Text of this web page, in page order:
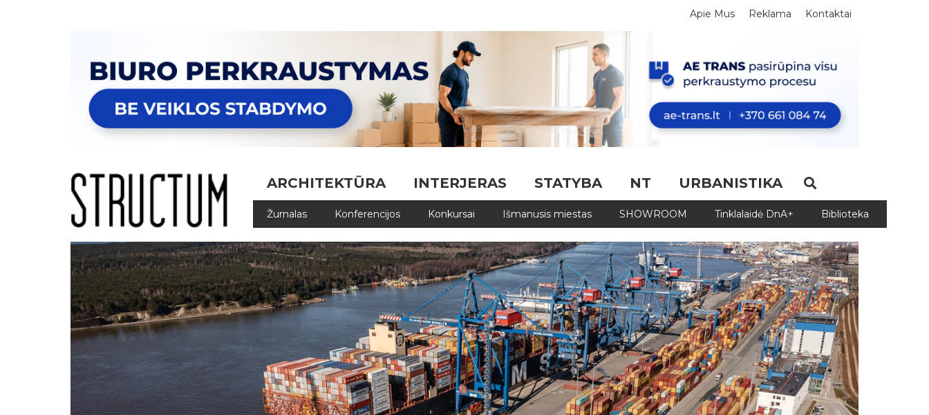
Apie Mus Reklama Kontaktai
ARCHITEKTŪRA INTERJERAS STATYBA NT URBANISTIKA
Žurnalas Konferencijos Konkursai Išmanusis miestas SHOWROOM Tinklalaidė DnA+ Biblioteka